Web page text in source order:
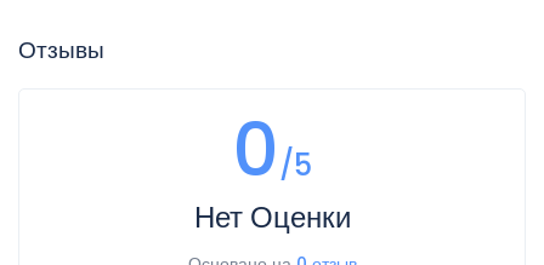
Отзывы
0/5
Нет Оценки